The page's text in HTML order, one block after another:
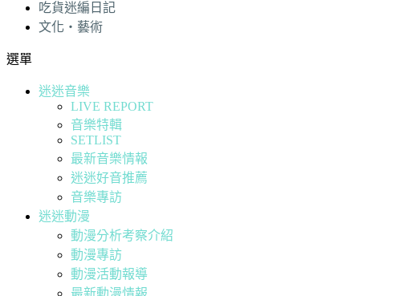
吃貨迷編日記
文化・藝術
選單
迷迷音樂
LIVE REPORT
音樂特輯
SETLIST
最新音樂情報
迷迷好音推薦
音樂專訪
迷迷動漫
動漫分析考察介紹
動漫專訪
動漫活動報導
最新動漫情報